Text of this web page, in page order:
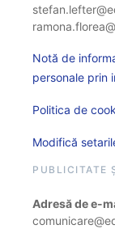
Notă de
personale prin
Politica de
Modifică
PUBLICITATE
Adresă de e-